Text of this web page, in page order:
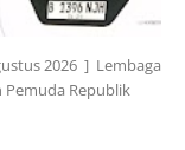
2026 ] Lembaga
Pemuda Republik